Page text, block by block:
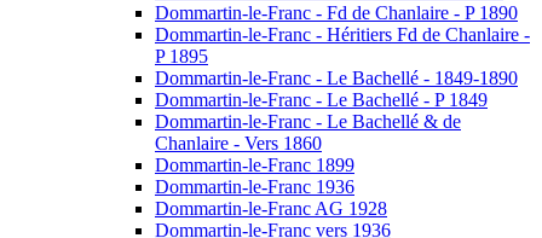
Dommartin-le-Franc - Fd de Chanlaire - P 1890
Dommartin-le-Franc - Héritiers Fd de Chanlaire -
P 1895
Dommartin-le-Franc - Le Bachellé - 1849-1890
Dommartin-le-Franc - Le Bachellé - P 1849
Dommartin-le-Franc - Le Bachellé & de
Chanlaire - Vers 1860
Dommartin-le-Franc 1899
Dommartin-le-Franc 1936
Dommartin-le-Franc AG 1928
Dommartin-le-Franc vers 1936